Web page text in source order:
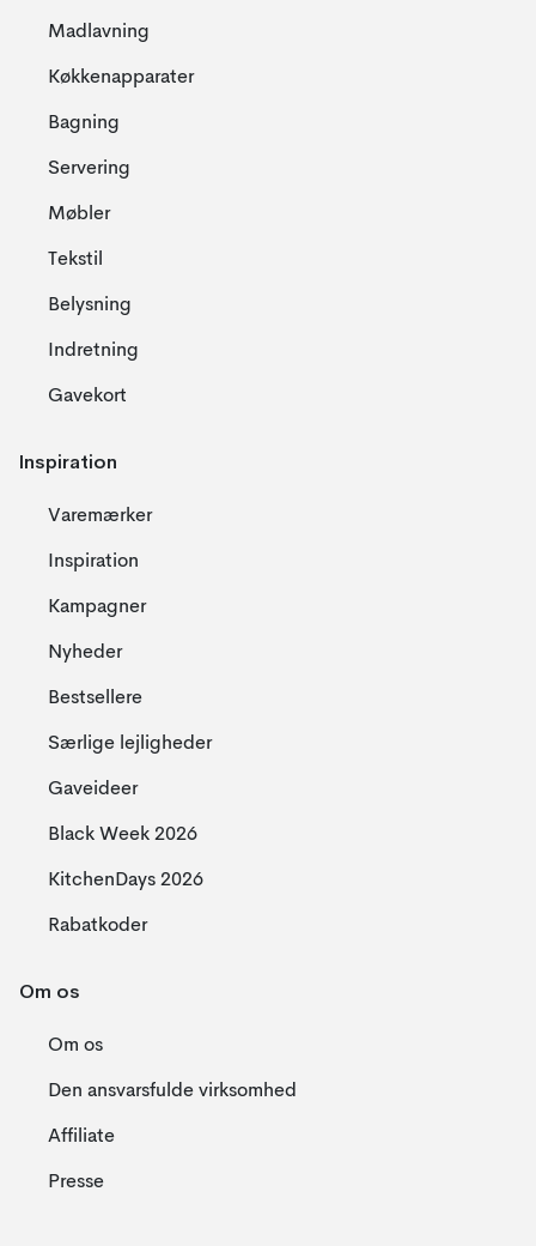
Madlavning
Køkkenapparater
Bagning
Servering
Møbler
Tekstil
Belysning
Indretning
Gavekort
Inspiration
Varemærker
Inspiration
Kampagner
Nyheder
Bestsellere
Særlige lejligheder
Gaveideer
Black Week 2026
KitchenDays 2026
Rabatkoder
Om os
Om os
Den ansvarsfulde virksomhed
Affiliate
Presse